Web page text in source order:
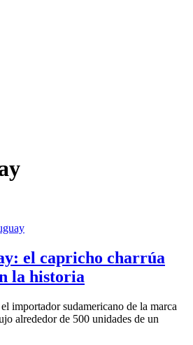
el capricho charrúa
la historia
importador sudamericano de la marca
alrededor de 500 unidades de un